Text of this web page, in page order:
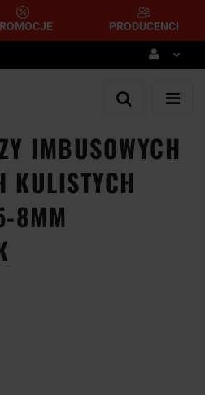
PRODUCENCI
Zaloguj się
Dodaj zgłoszenie
IMBUSOWYCH
KULISTYCH
8MM